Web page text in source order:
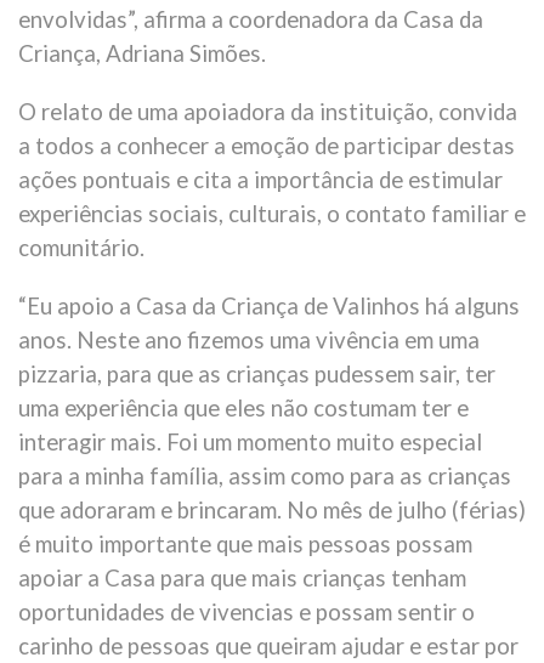
envolvidas”, afirma a coordenadora da Casa da
Criança, Adriana Simões.
O relato de uma apoiadora da instituição, convida
a todos a conhecer a emoção de participar destas
ações pontuais e cita a importância de estimular
experiências sociais, culturais, o contato familiar e
comunitário.
“Eu apoio a Casa da Criança de Valinhos há alguns
anos. Neste ano fizemos uma vivência em uma
pizzaria, para que as crianças pudessem sair, ter
uma experiência que eles não costumam ter e
interagir mais. Foi um momento muito especial
para a minha família, assim como para as crianças
que adoraram e brincaram. No mês de julho (férias)
é muito importante que mais pessoas possam
apoiar a Casa para que mais crianças tenham
oportunidades de vivencias e possam sentir o
carinho de pessoas que queiram ajudar e estar por